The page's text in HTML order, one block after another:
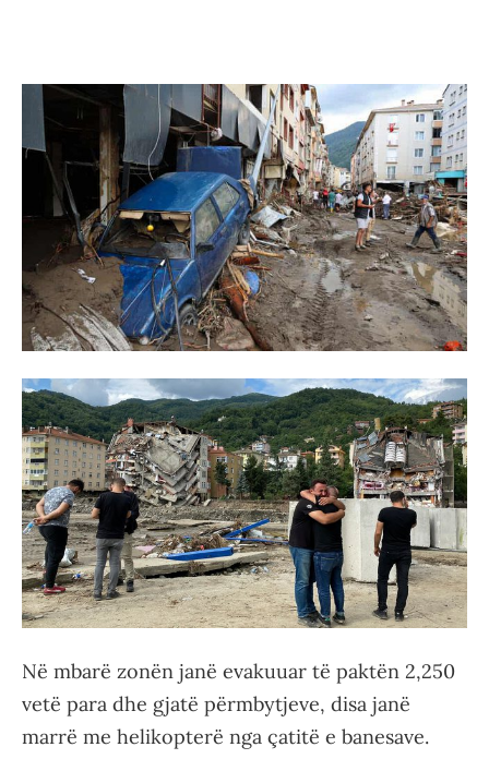
Në mbarë zonën janë evakuuar të paktën 2,250
vetë para dhe gjatë përmbytjeve, disa janë
marrë me helikopterë nga çatitë e banesave.